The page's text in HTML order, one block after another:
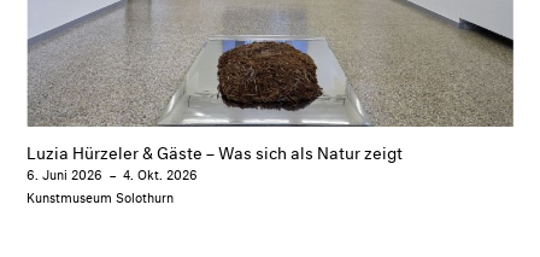
Luzia Hürzeler & Gäste – Was sich als Natur zeigt
6. Juni 2026 –4. Okt. 2026
Kunstmuseum Solothurn